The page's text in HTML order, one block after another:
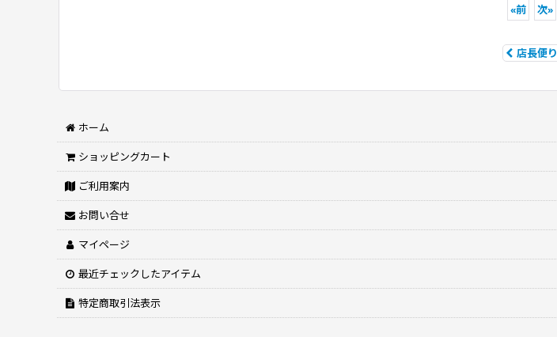
«前 次»
店長便り
ホーム
ショッピングカート
ご利用案内
お問い合せ
マイページ
最近チェックしたアイテム
特定商取引法表示